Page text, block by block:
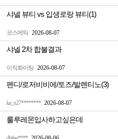
코스메틱 2026-08-07
샤넬 뷰티 vs 입생로랑 뷰티(1)
이직화이팅 2026-08-07
샤넬 2차 합불결과
ka_n27******** 2026-08-07
펜디/로저비비에/토즈/발렌티노(3)
룰루레몬입사하고싶은데